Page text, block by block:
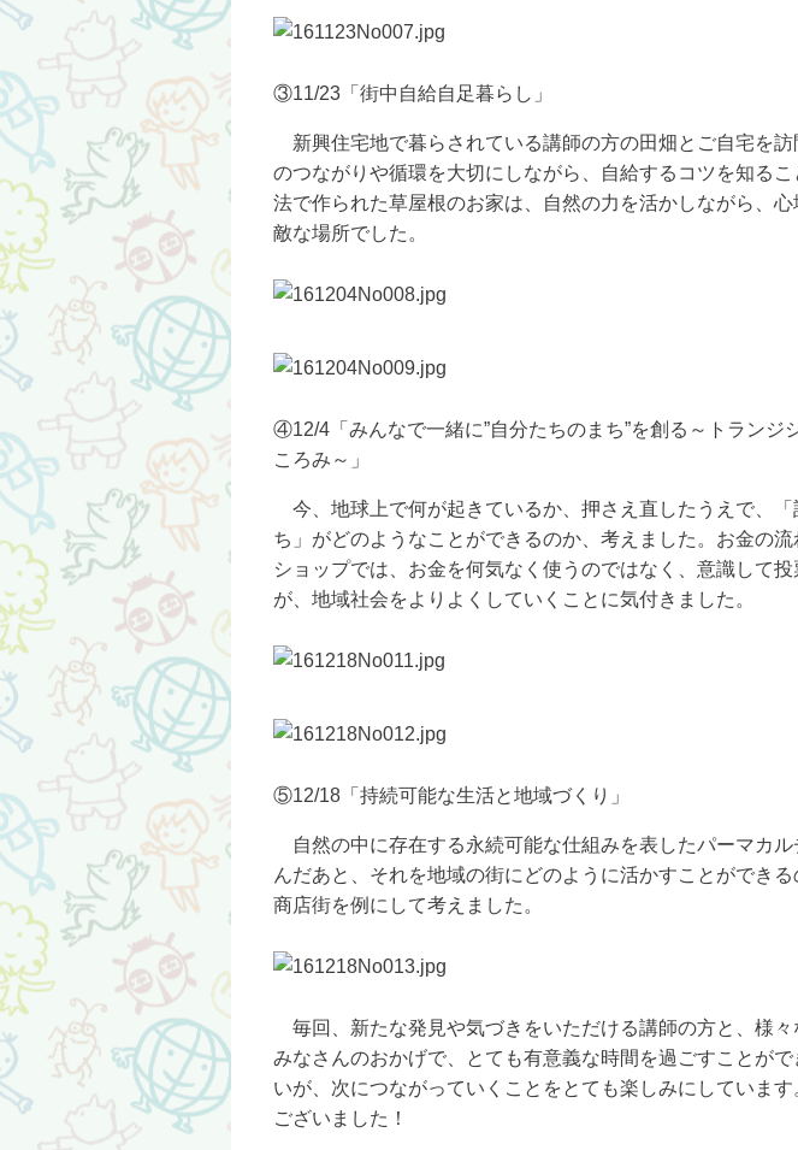
③11/23「街中自給自足暮らし」
新興住宅地で暮らされている講師の方の田畑とご自宅を訪
のつながりや循環を大切にしながら、自給するコツを知る
法で作られた草屋根のお家は、自然の力を活かしながら、
敵な場所でした。
④12/4「みんなで一緒に”自分たちのまち”を創る～トランジ
ころみ～」
今、地球上で何が起きているか、押さえ直したうえで、「
ち」がどのようなことができるのか、考えました。お金の
ショップでは、お金を何気なく使うのではなく、意識して
が、地域社会をよりよくしていくことに気付きました。
⑤12/18「持続可能な生活と地域づくり」
自然の中に存在する永続可能な仕組みを表したパーマカル
んだあと、それを地域の街にどのように活かすことができ
商店街を例にして考えました。
毎回、新たな発見や気づきをいただける講師の方と、様
みなさんのおかげで、とても有意義な時間を過ごすことが
いが、次につながっていくことをとても楽しみにしていま
ございました！